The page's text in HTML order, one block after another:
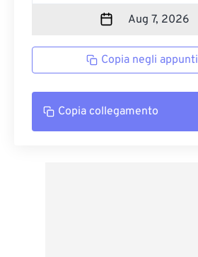
Copia negli appunti
Copia collegamento